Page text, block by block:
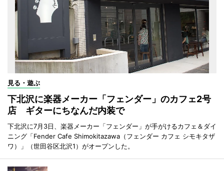
見る・遊ぶ
下北沢に楽器メーカー「フェンダー」のカフェ2号
店 ギターにちなんだ内装で
下北沢に7月3日、楽器メーカー「フェンダー」が手がけるカフェ＆ダイ
ニング「Fender Cafe Shimokitazawa（フェンダー カフェ シモキタザ
ワ）」（世田谷区北沢1）がオープンした。